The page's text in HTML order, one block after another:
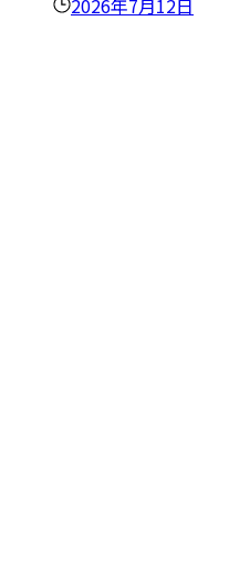
2026年7月12日